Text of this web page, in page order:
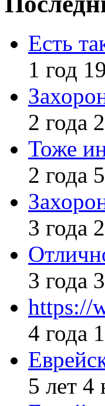
Есть
1 год
2 года
Тоже
2 года
3 года
3 года
https://
4 года
5 лет 4